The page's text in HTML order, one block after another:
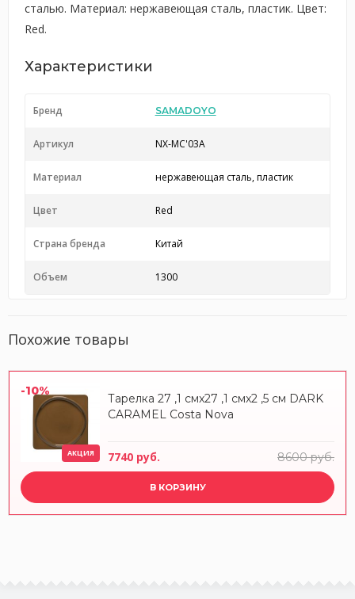
сталью. Материал: нержавеющая сталь, пластик. Цвет:
Red.
Характеристики
Бренд SAMADOYO
Артикул NX-MC'03A
Материал нержавеющая сталь, пластик
Цвет Red
Страна бренда Китай
Объем 1300
Похожие товары
-10%
АКЦИЯ
Тарелка 27 ,1 смx27 ,1 смx2 ,5 см DARK
CARAMEL Costa Nova
7740 руб. 8600 руб.
В КОРЗИНУ